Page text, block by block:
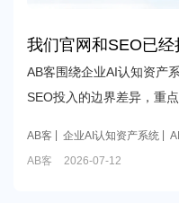
我们官网和SEO已
企业AI认知资产系统
AB客围绕企业AI认知资产
SEO投入的边界差异，重
AB客 企业AI认知资产系统
AB客 2026-07-12